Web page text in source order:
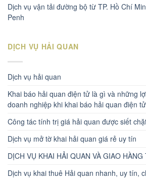
Dịch vụ vận tải đường bộ từ TP. Hồ Chí
Penh
DỊCH VỤ HẢI QUAN
Dịch vụ hải quan
Khai báo hải quan điện tử là gì và những
doanh nghiệp khi khai báo hải quan điện tử
Công tác tính trị giá hải quan được siết
Dịch vụ mở tờ khai hải quan giá rẻ uy tín
DỊCH VỤ KHAI HẢI QUAN VÀ GIAO HÀNG
Dịch vụ khai thuê Hải quan nhanh, uy tín,